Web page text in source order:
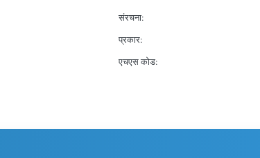
संरचना:
प्रकार:
एचएस कोड: